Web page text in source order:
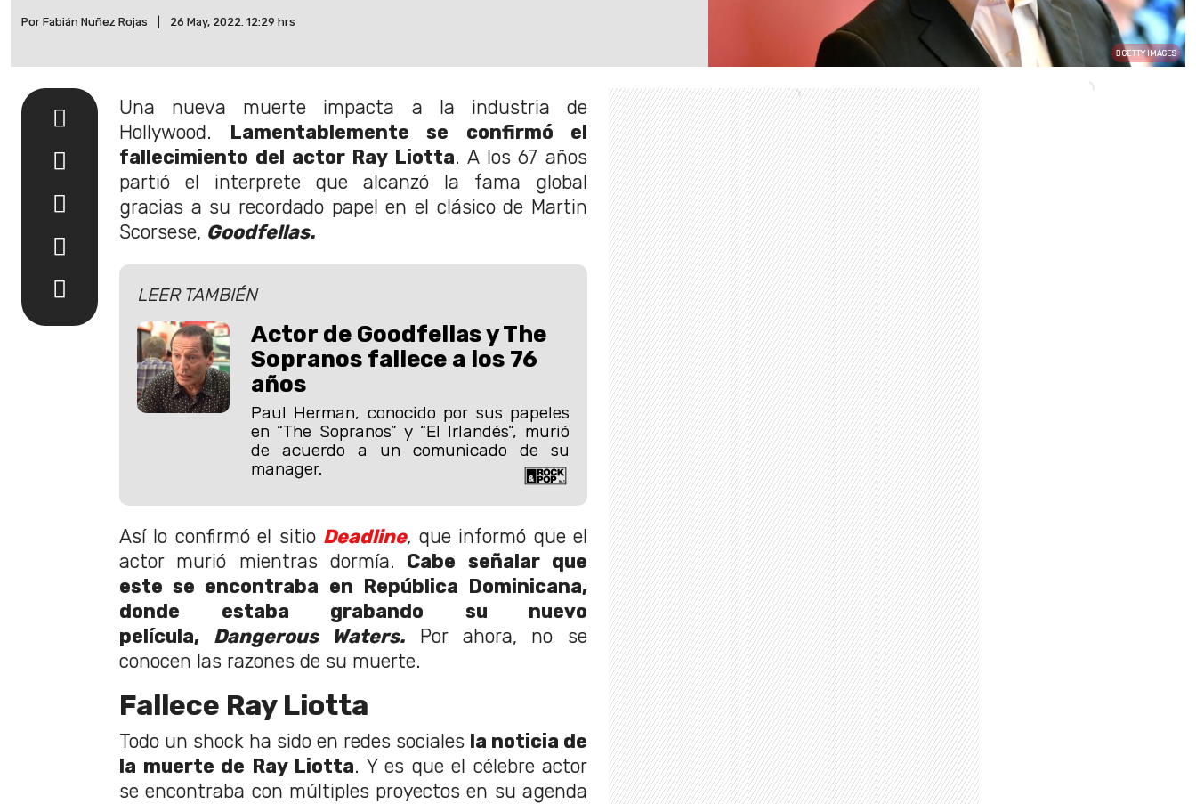
Por Fabián Nuñez Rojas 26 May, 2022. 12:29 hrs
GETTY IMAGES
Una nueva muerte impacta a la industria de
Hollywood. Lamentablemente se confirmó el
fallecimiento del actor Ray Liotta. A los 67 años
partió el interprete que alcanzó la fama global
gracias a su recordado papel en el clásico de Martin
Scorsese, Goodfellas.
LEER TAMBIÉN
Actor de Goodfellas y The
Sopranos fallece a los 76
años
Paul Herman, conocido por sus papeles
en “The Sopranos” y “El Irlandés”, murió
de acuerdo a un comunicado de su
manager.
Así lo confirmó el sitio Deadline, que informó que el
actor murió mientras dormía. Cabe señalar que
este se encontraba en República Dominicana,
donde estaba grabando su nuevo
película, Dangerous Waters.
Por ahora, no se
conocen las razones de su muerte.
Fallece Ray Liotta
Todo un shock ha sido en redes sociales la noticia de
la muerte de Ray Liotta. Y es que el célebre actor
se encontraba con múltiples proyectos en su agenda